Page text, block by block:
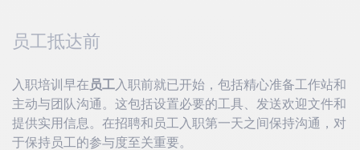
员工抵达前
入职培训早在 员工入职前就已开始，包括精心准备工作站和
主动与团队沟通。这包括设置必要的工具、发送欢迎文件和
提供实用信息。在招聘和员工入职第一天之间保持沟通，对
于保持员工的参与度至关重要。